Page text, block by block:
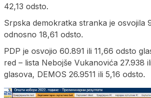
42,13 odsto.
Srpska demokratka stranka je osvojila
odnosno 18,61 odsto.
PDP je osvojio 60.891 ili 11,66 odsto
red – lista Nebojše Vukanovića 27.938
glasova, DEMOS 26.9511 ili 5,16 odsto.